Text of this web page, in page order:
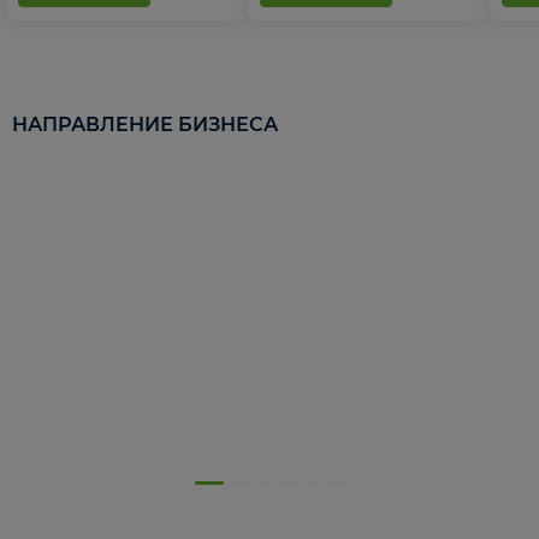
НАПРАВЛЕНИЕ БИЗНЕСА